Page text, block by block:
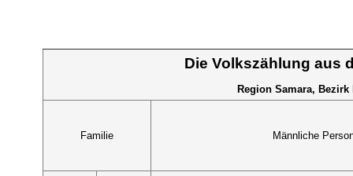
Die Volkszählung aus
Region Samara,
Familie Männliche